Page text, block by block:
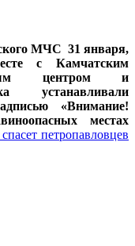
МЧС 31 января,
с Камчатским
центром и
устанавливали
«Внимание!
местах
петропавловцев